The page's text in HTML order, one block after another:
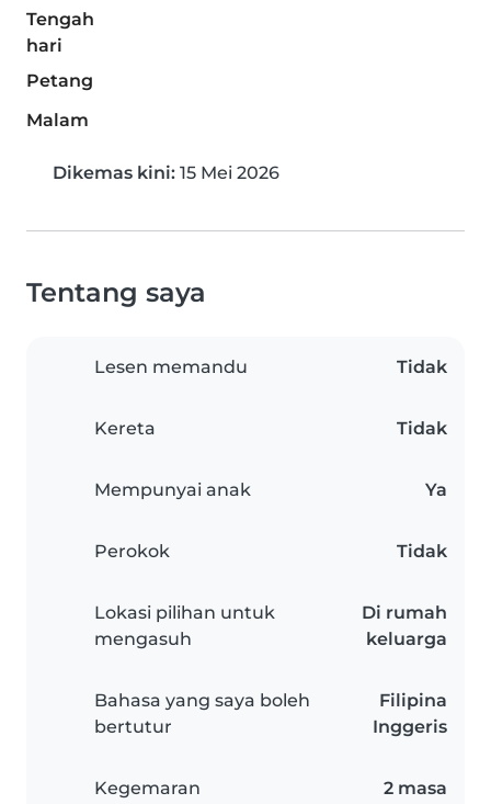
Tengah
hari
Petang
Malam
Dikemas kini: 15 Mei 2026
Tentang saya
Lesen memandu Tidak
Kereta Tidak
Mempunyai anak Ya
Perokok Tidak
Lokasi pilihan untuk
mengasuh
Di rumah
keluarga
Bahasa yang saya boleh
bertutur
Filipina
Inggeris
Kegemaran 2 masa